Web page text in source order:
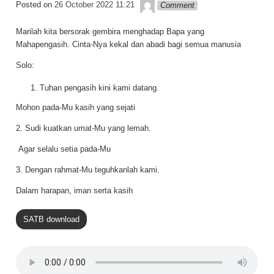
Posted on 26 October 2022 11:21 Lapopp music
Comment
Marilah kita bersorak gembira menghadap Bapa yang
Mahapengasih. Cinta-Nya kekal dan abadi bagi semua manusia
Solo:
Tuhan pengasih kini kami datang.
Mohon pada-Mu kasih yang sejati
2. Sudi kuatkan umat-Mu yang lemah.
Agar selalu setia pada-Mu
3. Dengan rahmat-Mu teguhkanlah kami.
Dalam harapan, iman serta kasih
SATB download